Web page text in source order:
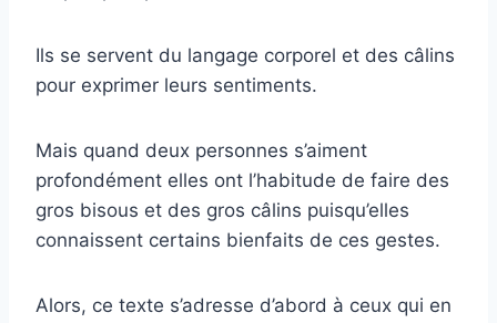
Ils se servent du langage corporel et des câlins
pour exprimer leurs sentiments.
Mais quand deux personnes s’aiment
profondément elles ont l’habitude de faire des
gros bisous et des gros câlins puisqu’elles
connaissent certains bienfaits de ces gestes.
Alors, ce texte s’adresse d’abord à ceux qui en